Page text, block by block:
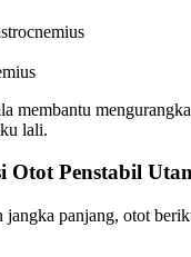
membantu
lali.
Otot Penstabil
jangka panjang, otot